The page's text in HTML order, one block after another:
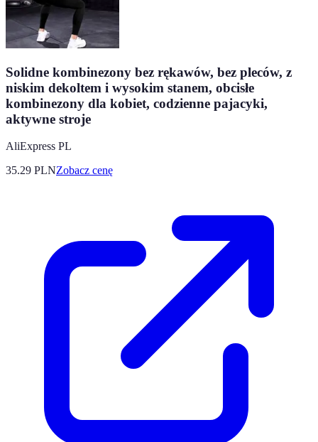
Solidne kombinezony bez rękawów, bez pleców, z
niskim dekoltem i wysokim stanem, obcisłe
kombinezony dla kobiet, codzienne pajacyki,
aktywne stroje
AliExpress PL
35.29 PLNZobacz cenę